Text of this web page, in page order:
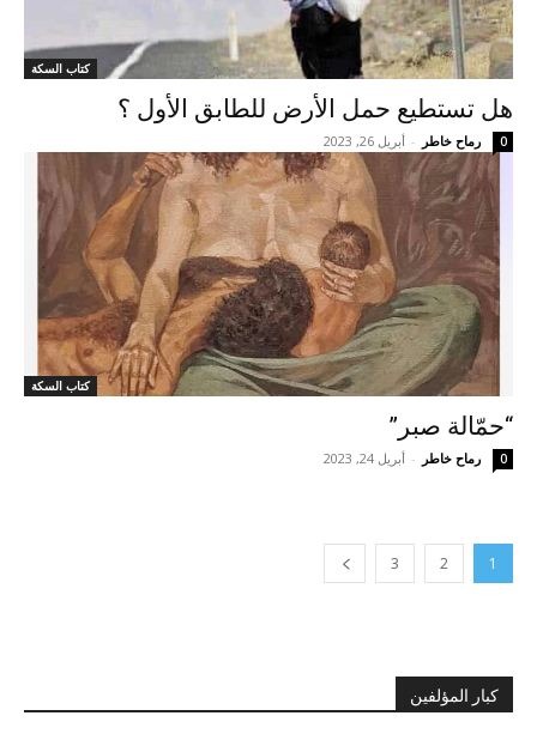
كتاب السكة
هل تستطيع حمل الأرض للطابق الأول ؟
رماح خاطر - أبريل 26, 2023 0
كتاب السكة
“حمّالة صبر”
رماح خاطر - أبريل 24, 2023 0
1
2
3
كبار المؤلفين